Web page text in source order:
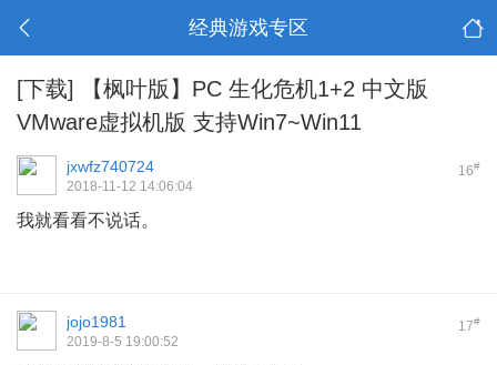
经典游戏专区
[下载]
【枫叶版】PC 生化危机1+2 中文版
VMware虚拟机版 支持Win7~Win11
16#
jxwfz740724
2018-11-12 14:06:04
我就看看不说话。
17#
jojo1981
2019-8-5 19:00:52